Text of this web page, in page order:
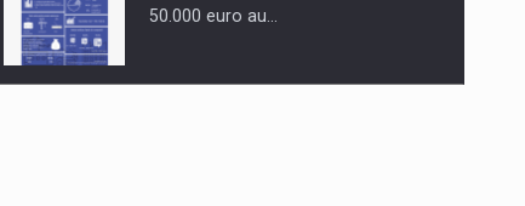
50.000 euro au…